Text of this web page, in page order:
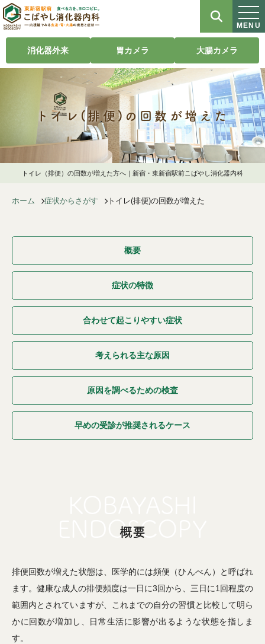
MENU
トイレ(排便)の回数が増えた
トイレ（排便）の回数が増えた方へ｜新宿・東新宿駅前こばやし消化器内科
消化器外来 胃カメラ 大腸カメラ
ホーム 症状からさがす トイレ(排便)の回数が増えた
概要
症状の特徴
合わせて起こりやすい症状
考えられる主な原因
原因を調べるための検査
早めの受診が推奨されるケース
概要
排便回数が増えた状態は、医学的には頻便（ひんべん）と呼ばれ
ます。健康な成人の排便頻度は一日に3回から、三日に1回程度の
範囲内とされていますが、これまでの自分の習慣と比較して明ら
かに回数が増加し、日常生活に影響が出るような状態を指しま
す。